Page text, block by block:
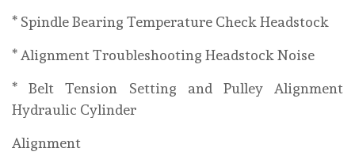
* Spindle Bearing Temperature Check Headstock
* Alignment Troubleshooting Headstock Noise
* Belt Tension Setting and Pulley Alignment
Hydraulic Cylinder
Alignment